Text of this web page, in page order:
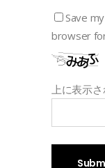
Save
browser
上に表示さ